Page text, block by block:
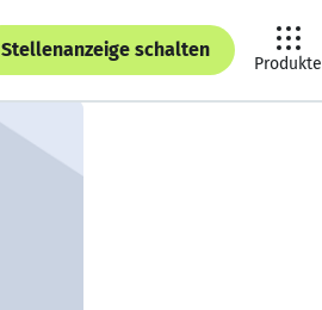
Stellenanzeige schalten
Produkte